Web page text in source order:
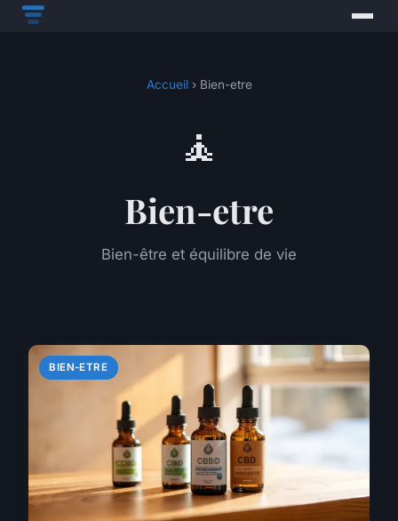
Accueil› Bien-etre
🧘
Bien-etre
Bien-être et équilibre de vie
BIEN-ETRE